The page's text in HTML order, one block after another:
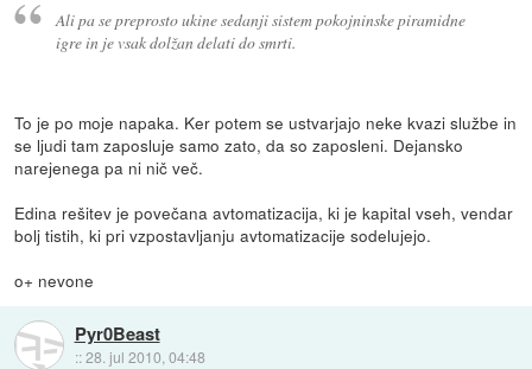
Ali pa se preprosto ukine sedanji sistem pokojninske piramidne
igre in je vsak dolžan delati do smrti.
To je po moje napaka. Ker potem se ustvarjajo neke kvazi službe in
se ljudi tam zaposluje samo zato, da so zaposleni. Dejansko
narejenega pa ni nič več.
Edina rešitev je povečana avtomatizacija, ki je kapital vseh, vendar
bolj tistih, ki pri vzpostavljanju avtomatizacije sodelujejo.
o+ nevone
Pyr0Beast
::28. jul 2010, 04:48